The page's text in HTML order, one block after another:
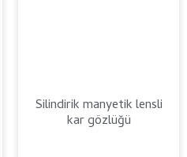
Silindirik manyetik lensli
kar gözlüğü